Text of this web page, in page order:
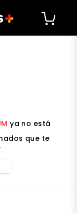
ya no está
que te